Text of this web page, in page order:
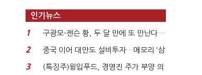
인기뉴스
1
구광모-젠슨 황, 두 달 만에 또 만난다…
로봇·AI 등 논...
2
중국 이어 대만도 설비투자…메모리 ‘삼
국전쟁’
3
(특징주)윙입푸드, 경영진 주가 부양 의